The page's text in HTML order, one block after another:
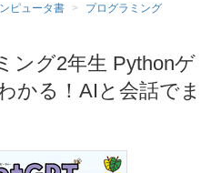
ピュータ書
プログラミング
ング2年生 Pythonゲ
かる！AIと会話でま